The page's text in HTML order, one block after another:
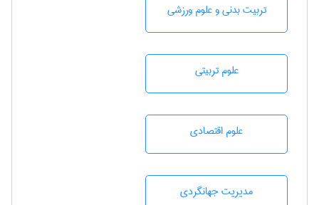
تربيت بدنی و علوم ورزشی
علوم تربيتی
علوم اقتصادی
مديريت جهانگردی